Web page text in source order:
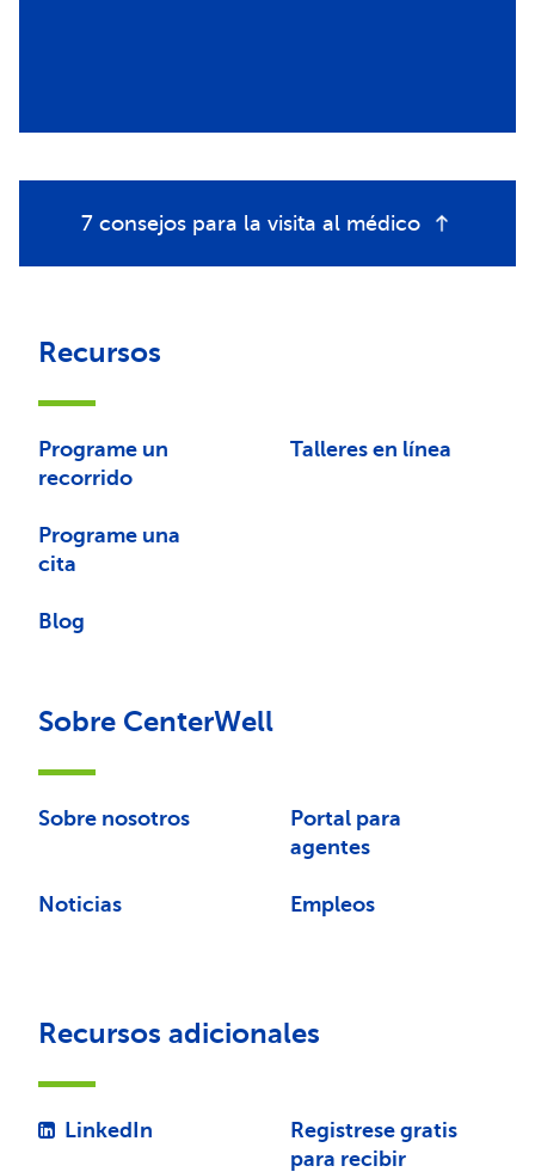
7 consejos para la visita al médico
Recursos
Programe un
recorrido
Programe una
cita
Blog
Talleres en línea
Sobre CenterWell
Sobre nosotros
Noticias
Portal para
agentes
Empleos
Recursos adicionales
LinkedIn
Registrese gratis
para recibir